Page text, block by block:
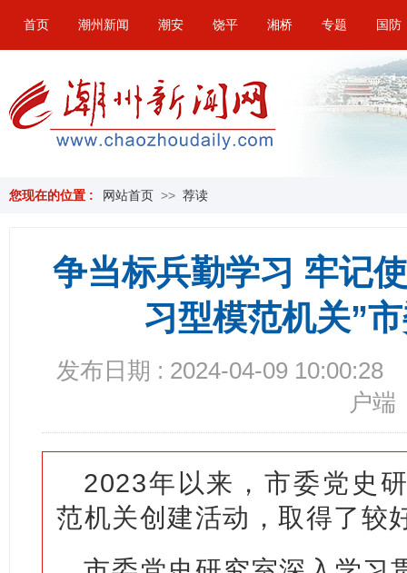
首页 潮州新闻 潮安 饶平 湘桥 专题 国防
您现在的位置 : 网站首页 >> 荐读
争当标兵勤学习 牢记
习型模范机关”
发布日期 : 2024-04-09 10:00:28
户端
2023年以来，市委党史
范机关创建活动，取得了较